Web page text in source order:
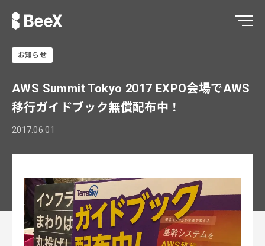
お知らせ
AWS Summit Tokyo 2017 EXPO会場でAWS
移行ガイドブック無償配布中！
2017.06.01